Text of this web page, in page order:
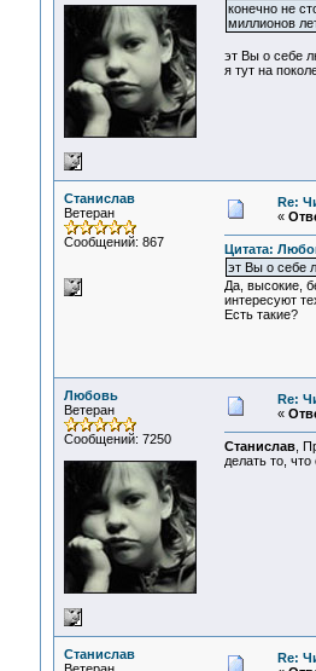
конечно не
миллионов
эт Вы о себе
я тут на
Станислав
Ветеран
Сообщений: 867
Re:
«
Цитата:
эт Вы о себе
Да, высокие,
интересуют
Есть такие?
Любовь
Ветеран
Сообщений: 7250
Re:
«
Станислав,
делать то,
Станислав
Re: